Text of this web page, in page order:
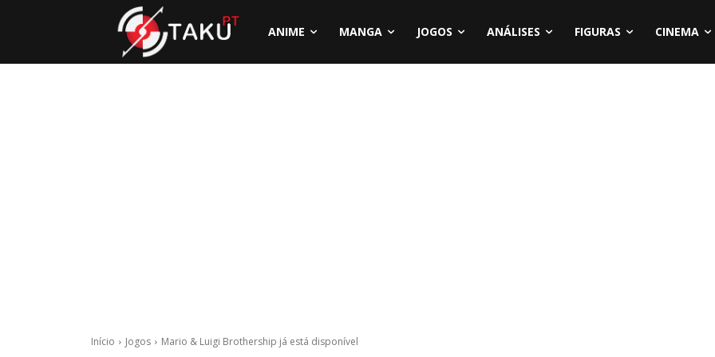
ANIME MANGA JOGOS ANÁLISES FIGURAS CINEMA
Início Jogos Mario & Luigi Brothership já está disponível